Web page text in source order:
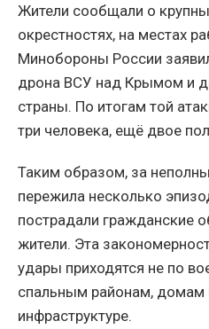
Жители сообщали о
окрестностях, на местах
Минобороны России
дрона ВСУ над Крымом и
страны. По итогам той
три человека, ещё двое
Таким образом, за
пережила несколько
пострадали гражданские
жители. Эта
удары приходятся не по
спальным районам, домам
инфраструктуре.